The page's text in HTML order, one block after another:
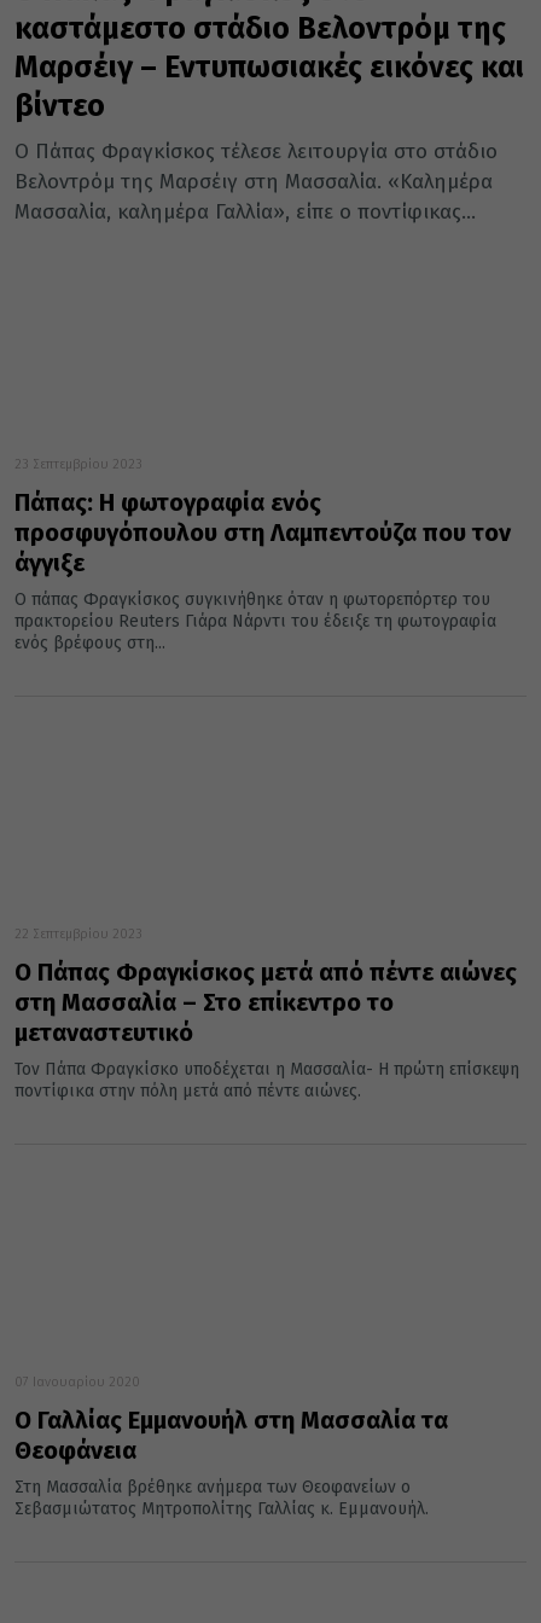
καστάμεστο στάδιο Βελοντρόμ της
Μαρσέιγ – Εντυπωσιακές εικόνες και
βίντεο
Ο Πάπας Φραγκίσκος τέλεσε λειτουργία στο στάδιο
Βελοντρόμ της Μαρσέιγ στη Μασσαλία. «Καλημέρα
Μασσαλία, καλημέρα Γαλλία», είπε ο ποντίφικας...
23 Σεπτεμβρίου 2023
Πάπας: Η φωτογραφία ενός
προσφυγόπουλου στη Λαμπεντούζα που τον
άγγιξε
Ο πάπας Φραγκίσκος συγκινήθηκε όταν η φωτορεπόρτερ του
πρακτορείου Reuters Γιάρα Νάρντι του έδειξε τη φωτογραφία
ενός βρέφους στη...
22 Σεπτεμβρίου 2023
Ο Πάπας Φραγκίσκος μετά από πέντε αιώνες
στη Μασσαλία – Στο επίκεντρο το
μεταναστευτικό
Τον Πάπα Φραγκίσκο υποδέχεται η Μασσαλία- Η πρώτη επίσκεψη
ποντίφικα στην πόλη μετά από πέντε αιώνες.
07 Ιανουαρίου 2020
Ο Γαλλίας Εμμανουήλ στη Μασσαλία τα
Θεοφάνεια
Στη Μασσαλία βρέθηκε ανήμερα των Θεοφανείων ο
Σεβασμιώτατος Μητροπολίτης Γαλλίας κ. Εμμανουήλ.